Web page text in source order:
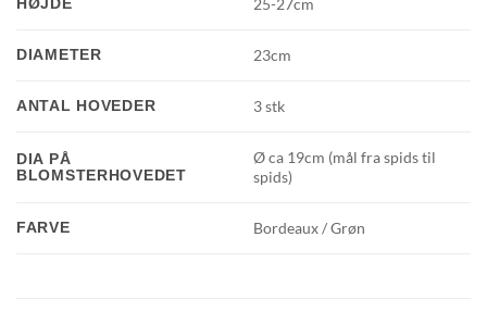
DIAMETER 23cm
ANTAL HOVEDER 3 stk
DIA PÅ
BLOMSTERHOVEDET
Ø ca 19cm (mål fra spids til
spids)
FARVE Bordeaux / Grøn